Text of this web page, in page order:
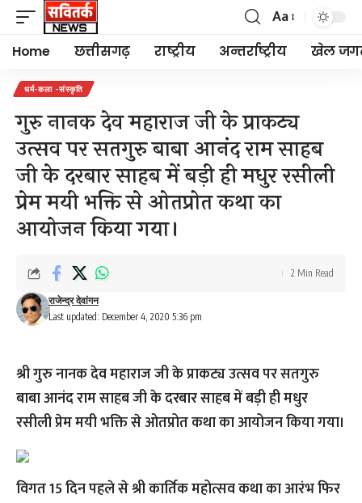
Font
Resizer
Aa
Home छत्तीसगढ़ राष्ट्रीय अन्तर्राष्ट्रीय खेल
धर्म-कला -संस्कृति
गुरु नानक देव महाराज जी के प्राकट्य
उत्सव पर सतगुरु बाबा आनंद राम साहब
जी के दरबार साहब में बड़ी ही मधुर रसीली
प्रेम मयी भक्ति से ओतप्रोत कथा का
आयोजन किया गया।
Last updated: December 4, 2020 5:36 pm
राजेन्द्र देवांगन
2 Min Read
श्री गुरु नानक देव महाराज जी के प्राकट्य उत्सव पर सतगुरु
बाबा आनंद राम साहब जी के दरबार साहब में बड़ी ही मधुर
रसीली प्रेम मयी भक्ति से ओतप्रोत कथा का आयोजन किया गया।
विगत 15 दिन पहले से श्री कार्तिक महोत्सव कथा का आरंभ फिर